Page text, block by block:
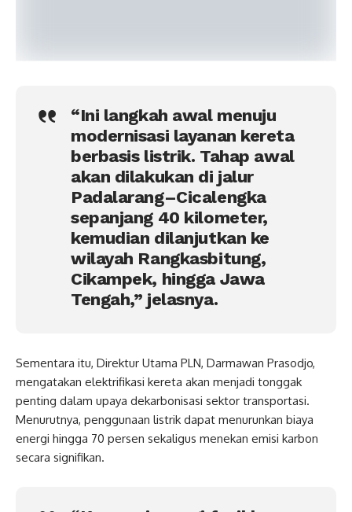
“Ini langkah awal menuju
modernisasi layanan kereta
berbasis listrik. Tahap awal
akan dilakukan di jalur
Padalarang–Cicalengka
sepanjang 40 kilometer,
kemudian dilanjutkan ke
wilayah Rangkasbitung,
Cikampek, hingga Jawa
Tengah,” jelasnya.
Sementara itu, Direktur Utama PLN, Darmawan Prasodjo,
mengatakan elektrifikasi kereta akan menjadi tonggak
penting dalam upaya dekarbonisasi sektor transportasi.
Menurutnya, penggunaan listrik dapat menurunkan biaya
energi hingga 70 persen sekaligus menekan emisi karbon
secara signifikan.